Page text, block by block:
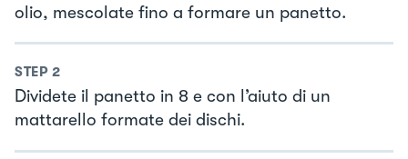
olio, mescolate fino a formare un panetto.
STEP 2
Dividete il panetto in 8 e con l’aiuto di un
mattarello formate dei dischi.